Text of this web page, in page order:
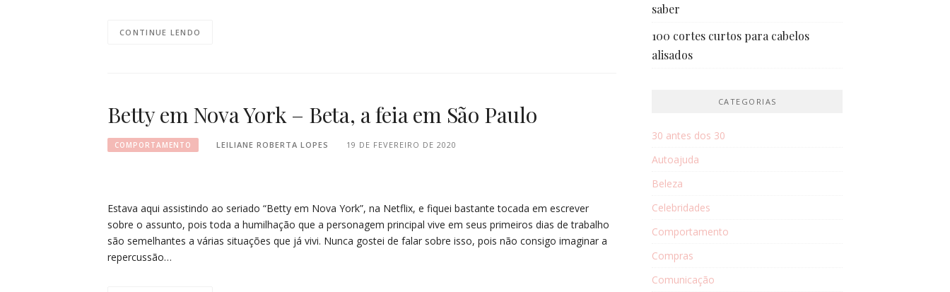
CONTINUE LENDO
Betty em Nova York – Beta, a feia em São Paulo
COMPORTAMENTO LEILIANE ROBERTA LOPES 19 DE FEVEREIRO DE 2020
Estava aqui assistindo ao seriado “Betty em Nova York”, na Netflix, e fiquei bastante tocada em escrever
sobre o assunto, pois toda a humilhação que a personagem principal vive em seus primeiros dias de trabalho
são semelhantes a várias situações que já vivi. Nunca gostei de falar sobre isso, pois não consigo imaginar a
repercussão…
saber
100 cortes curtos para cabelos
alisados
CATEGORIAS
30 antes dos 30
Autoajuda
Beleza
Celebridades
Comportamento
Compras
Comunicação